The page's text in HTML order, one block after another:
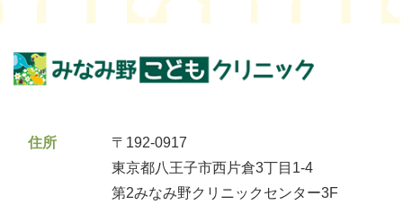
住所
〒192-0917
東京都八王子市西片倉3丁目1-4
第2みなみ野クリニックセンター3F